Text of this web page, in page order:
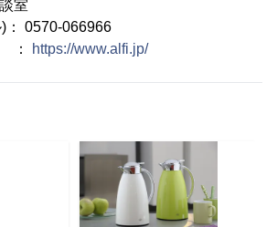
室
： 0570-066966
https://www.alfi.jp/